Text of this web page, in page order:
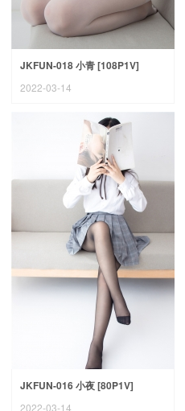
JKFUN-018 小青 [108P1V]
2022-03-14
JKFUN-016 小夜 [80P1V]
2022-03-14